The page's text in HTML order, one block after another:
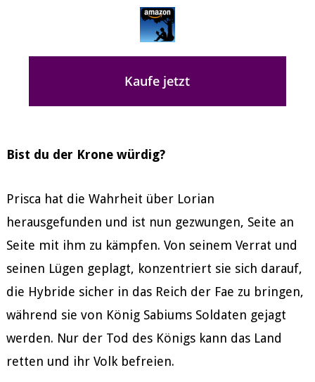
Bist du der Krone würdig?
Prisca hat die Wahrheit über Lorian
herausgefunden und ist nun gezwungen, Seite an
Seite mit ihm zu kämpfen. Von seinem Verrat und
seinen Lügen geplagt, konzentriert sie sich darauf,
die Hybride sicher in das Reich der Fae zu bringen,
während sie von König Sabiums Soldaten gejagt
werden. Nur der Tod des Königs kann das Land
retten und ihr Volk befreien.
Kaufe jetzt